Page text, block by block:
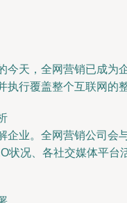
今天，全网营销已成为
执行覆盖整个互联网的
企业。全网营销公司会
状况、各社交媒体平